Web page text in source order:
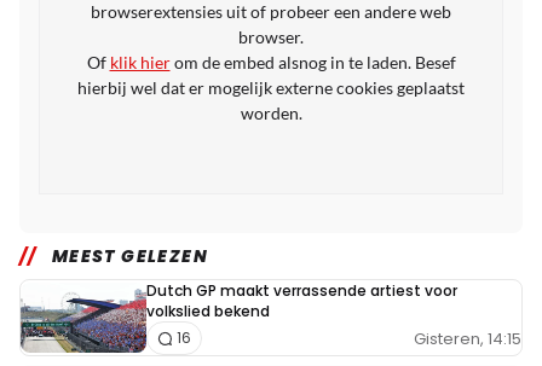
browserextensies uit of probeer een andere web
browser.
Of klik hierom de embed alsnog in te laden. Besef
hierbij wel dat er mogelijk externe cookies geplaatst
worden.
MEEST GELEZEN
Dutch GP maakt verrassende artiest voor
volkslied bekend
Gisteren, 14:15
16